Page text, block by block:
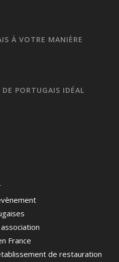
À VOTRE MANIÈRE
PORTUGAIS IDÉAL
France
de restauration